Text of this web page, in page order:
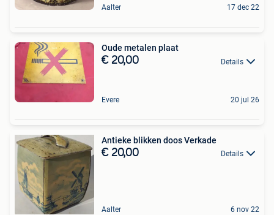
Aalter 17 dec 22
Oude metalen plaat
€ 20,00 Details
Evere 20 jul 26
Antieke blikken doos Verkade
€ 20,00 Details
Aalter 6 nov 22